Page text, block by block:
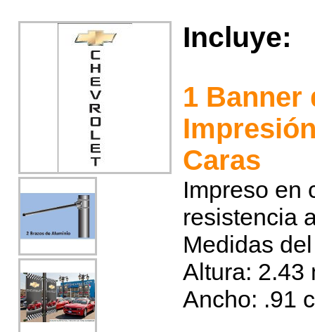
Incluye:
1 Banner
Caras
Impreso en
resistencia
Medidas
Altura: 2.43
Ancho: .91